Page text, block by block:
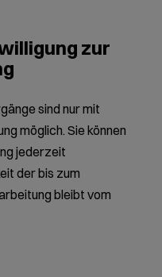
zur
sind nur mit
möglich. Sie können
jederzeit
der bis zum
bleibt vom